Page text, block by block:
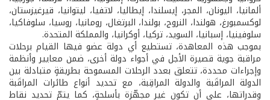
ألمانيا، اليونان، المجر، إيسلندا، إيطاليا، لاتفيا، ليتوانيا، قيرغيزستان،
لوكسمبورغ، هولندا، النروج، بولندا، البرتغال، رومانيا، روسيا، سلوفاكيا،
سلوفينيا، إسبانيا، السويد، تركيا، أوكرانيا، والمملكة المتحدة.
بموجب هذه المعاهدة، تستطيع أي دولة عضو فيها القيام برحلات
مراقبة جوية قصيرة الأجل في أجواء دولة أخرى، ضمن معايير وأنظمة
وإجراءات محددة، تتعلق بعدد الرحلات المسموحة بطريقةٍ متبادلة بين
الدولة المراقَبة والدولة المراقِبة، مع تحديد أنواع طائرات المراقَبة
وقدراتها، على أن تكون غير مجهّزة بأسلحةٍ، كما يتمّ تحديد نقاط